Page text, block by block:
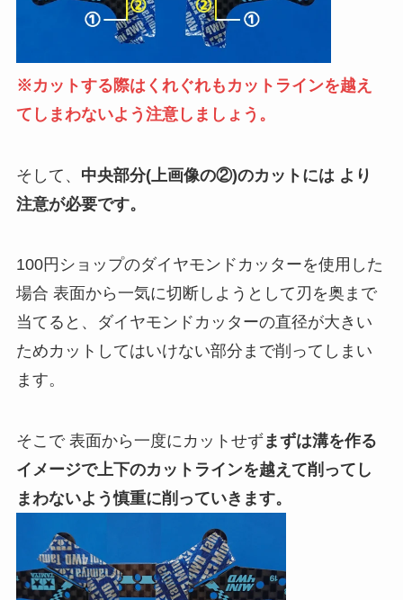
※カットする際はくれぐれもカットラインを越え
てしまわないよう注意しましょう。
そして、 中央部分(上画像の②)のカットには より
注意が必要です。
100円ショップのダイヤモンドカッターを使用した
場合 表面から一気に切断しようとして刃を奥まで
当てると、ダイヤモンドカッターの直径が大きい
ためカットしてはいけない部分まで削ってしまい
ます。
そこで 表面から一度にカットせず まずは溝を作る
イメージで上下のカットラインを越えて削ってし
まわないよう慎重に削っていきます。